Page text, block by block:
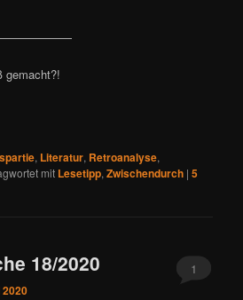
gemacht?!
, Literatur, Retroanalyse,
mit Lesetipp,Zwischendurch |5
18/2020 1